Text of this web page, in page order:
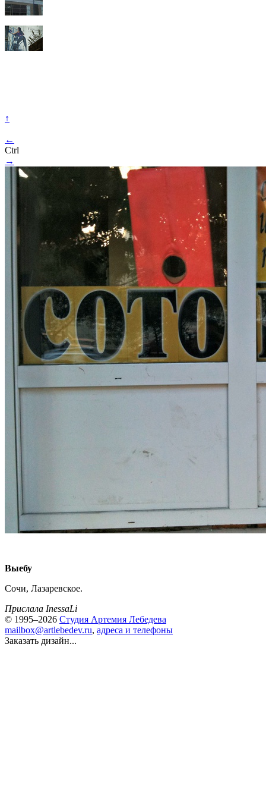
↑
←
Ctrl
→
Выебу
Сочи, Лазаревское.
Прислала InessaLi
© 1995–2026 Студия Артемия Лебедева
mailbox@artlebedev.ru, адреса и телефоны
Заказать дизайн...